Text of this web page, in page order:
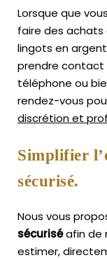
Lorsque que
faire des achats
lingots en
prendre contact
téléphone ou
rendez-vous
discrétion et
Simplifier
sécurisé.
Nous vous
sécuriséafin de
estimer,